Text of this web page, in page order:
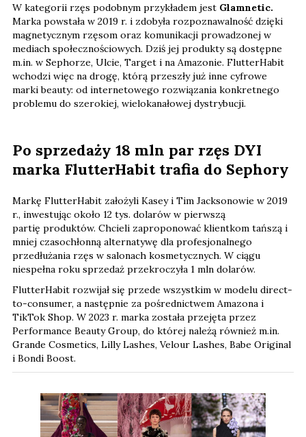
W kategorii rzęs podobnym przykładem jest Glamnetic.
Marka powstała w 2019 r. i zdobyła rozpoznawalność dzięki
magnetycznym rzęsom oraz komunikacji prowadzonej w
mediach społecznościowych. Dziś jej produkty są dostępne
m.in. w Sephorze, Ulcie, Target i na Amazonie. FlutterHabit
wchodzi więc na drogę, którą przeszły już inne cyfrowe
marki beauty: od internetowego rozwiązania konkretnego
problemu do szerokiej, wielokanałowej dystrybucji.
Po sprzedaży 18 mln par rzęs DYI
marka FlutterHabit trafia do Sephory
Markę FlutterHabit założyli Kasey i Tim Jacksonowie w 2019
r., inwestując około 12 tys. dolarów w pierwszą
partię produktów. Chcieli zaproponować klientkom tańszą i
mniej czasochłonną alternatywę dla profesjonalnego
przedłużania rzęs w salonach kosmetycznych. W ciągu
niespełna roku sprzedaż przekroczyła 1 mln dolarów.
FlutterHabit rozwijał się przede wszystkim w modelu direct-
to-consumer, a następnie za pośrednictwem Amazona i
TikTok Shop. W 2023 r. marka została przejęta przez
Performance Beauty Group, do której należą również m.in.
Grande Cosmetics, Lilly Lashes, Velour Lashes, Babe Original
i Bondi Boost.